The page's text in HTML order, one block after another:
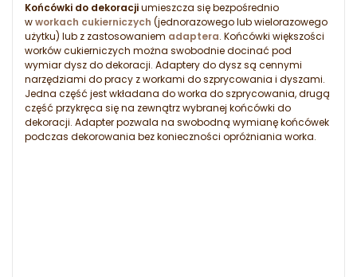
Końcówki do dekoracjiumieszcza się bezpośrednio
wworkach cukierniczych (jednorazowego lub wielorazowego
użytku) lub z zastosowaniem adaptera. Końcówki większości
worków cukierniczych można swobodnie docinać pod
wymiar dysz do dekoracji. Adaptery do dysz są cennymi
narzędziami do pracy z workami do szprycowania i dyszami.
Jedna część jest wkładana do worka do szprycowania, drugą
część przykręca się na zewnątrz wybranej końcówki do
dekoracji. Adapter pozwala na swobodną wymianę końcówek
podczas dekorowania bez konieczności opróżniania worka.